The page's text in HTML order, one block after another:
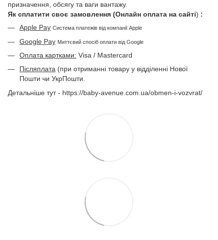
призначення, обсягу та ваги вантажу.
Як сплатити своє замовлення (Онлайн оплата на сайті) :
Apple Pay Система платежів від компанії Apple
Google Pay Миттєвий спосіб оплати від Google
Оплата картками: Visa / Mastercard
Післяплата (при отриманні товару у відділенні Нової
Пошти чи УкрПошти.
Детальніше тут - https://baby-avenue.com.ua/obmen-i-vozvrat/